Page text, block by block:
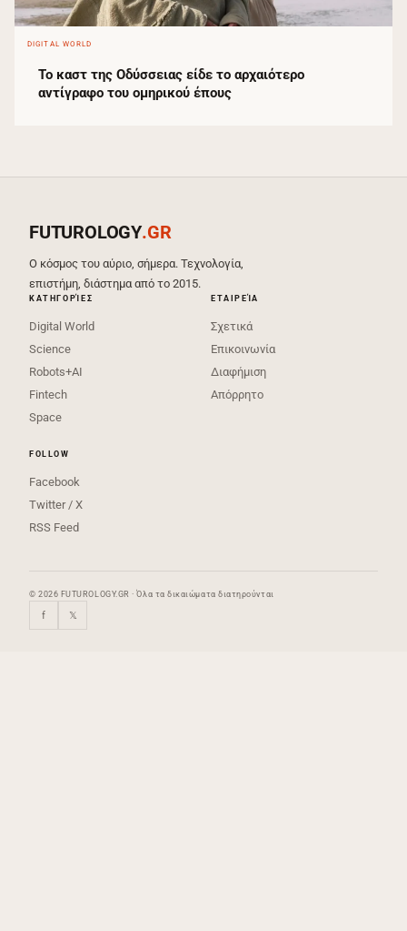
DIGITAL WORLD
Το καστ της Οδύσσειας είδε το αρχαιότερο
αντίγραφο του ομηρικού έπους
FUTUROLOGY.GR
Ο κόσμος του αύριο, σήμερα. Τεχνολογία,
επιστήμη, διάστημα από το 2015.
ΚΑΤΗΓΟΡΊΕΣ
Digital World
Science
Robots+AI
Fintech
Space
ΕΤΑΙΡΕΊΑ
Σχετικά
Επικοινωνία
Διαφήμιση
Απόρρητο
FOLLOW
Facebook
Twitter / X
RSS Feed
© 2026 FUTUROLOGY.GR · Όλα τα δικαιώματα διατηρούνται
f 𝕏